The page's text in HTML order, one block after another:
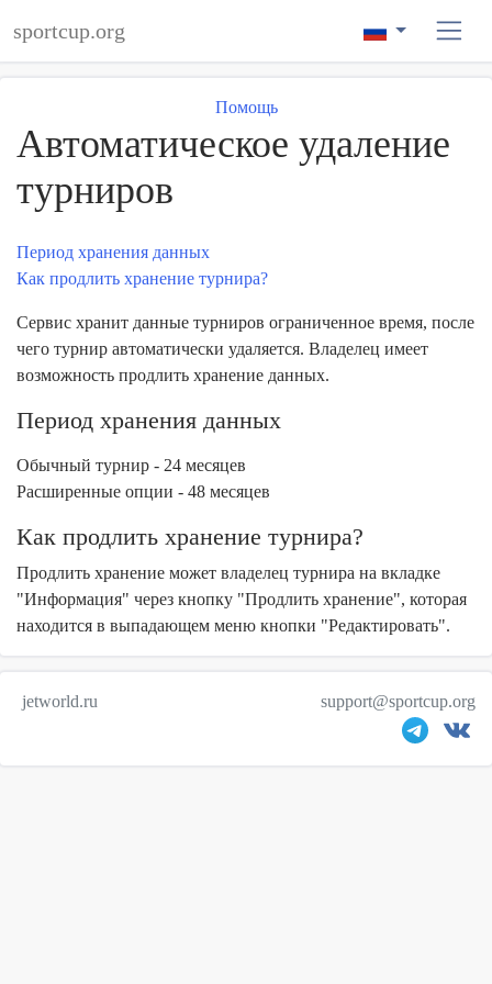
sportcup.org
Помощь
Автоматическое удаление
турниров
Период хранения данных
Как продлить хранение турнира?
Сервис хранит данные турниров ограниченное время, после
чего турнир автоматически удаляется. Владелец имеет
возможность продлить хранение данных.
Период хранения данных
Обычный турнир - 24 месяцев
Расширенные опции - 48 месяцев
Как продлить хранение турнира?
Продлить хранение может владелец турнира на вкладке
"Информация" через кнопку "Продлить хранение", которая
находится в выпадающем меню кнопки "Редактировать".
jetworld.ru support@sportcup.org